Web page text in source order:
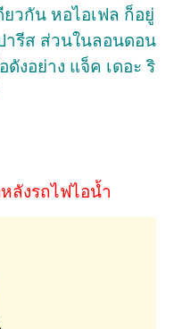
ยวกัน หอไอเฟล ก็อยู่
ารีส ส่วนในลอนดอน
งอย่าง แจ็ค เดอะ ริ
ลังรถไฟไอน้ำ